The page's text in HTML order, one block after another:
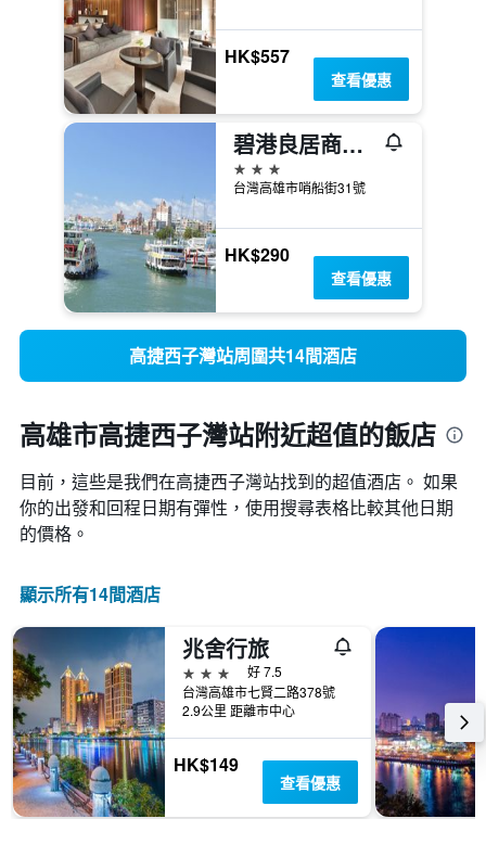
HK$557
查看優惠
碧港良居商旅-西子灣
3星級
台灣高雄市哨船街31號
HK$290
查看優惠
高捷西子灣站周圍共14間酒店
高雄市高捷西子灣站附近超值的飯店
目前，這些是我們在高捷西子灣站找到的超值酒店。 如果
你的出發和回程日期有彈性，使用搜尋表格比較其他日期
的價格。
顯示所有14間酒店
兆舍行旅
3星級
好 7.5
台灣高雄市七賢二路378號
2.9公里 距離市中心
HK$149
查看優惠